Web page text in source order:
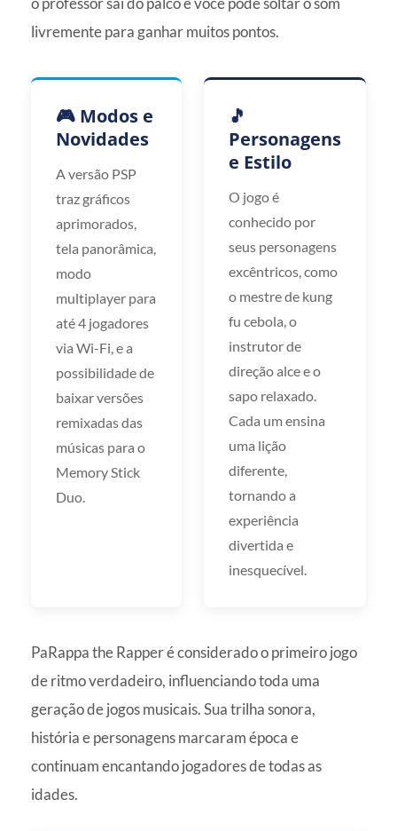
livremente para ganhar muitos pontos.
🎮 Modos e
Novidades
A versão PSP
traz gráficos
aprimorados,
tela panorâmica,
modo
multiplayer para
até 4 jogadores
via Wi-Fi, e a
possibilidade de
baixar versões
remixadas das
músicas para o
Memory Stick
Duo.
🎵
Personagens
e Estilo
O jogo é
conhecido por
seus personagens
excêntricos, como
o mestre de kung
fu cebola, o
instrutor de
direção alce e o
sapo relaxado.
Cada um ensina
uma lição
diferente,
tornando a
experiência
divertida e
inesquecível.
PaRappa the Rapper é considerado o primeiro jogo
de ritmo verdadeiro, influenciando toda uma
geração de jogos musicais. Sua trilha sonora,
história e personagens marcaram época e
continuam encantando jogadores de todas as
idades.